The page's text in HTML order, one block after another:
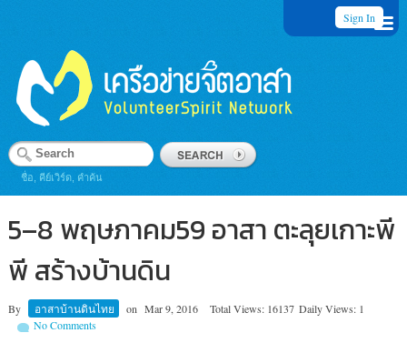
Sign In
ชื่อ, คีย์เวิร์ด, คำค้น
5–8 พฤษภาคม59 อาสา ตะลุยเกาะพี
พี สร้างบ้านดิน
By อาสาบ้านดินไทย on Mar 9, 2016 Total Views: 16137 Daily Views: 1
No Comments